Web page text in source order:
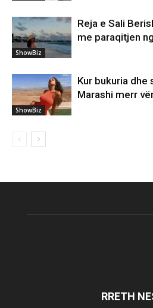
ShowBiz
Reja e Sali
me paraqitjen
ShowBiz
Kur bukuria dhe
Marashi merr
RRETH